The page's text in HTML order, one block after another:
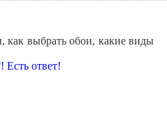
как выбрать обои, какие виды
Есть ответ!